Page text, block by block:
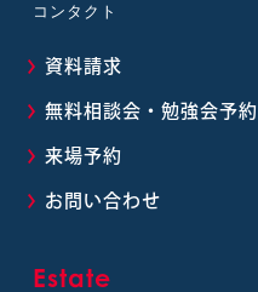
コンタクト
資料請求
無料相談会・勉強会予約
来場予約
お問い合わせ
Estate